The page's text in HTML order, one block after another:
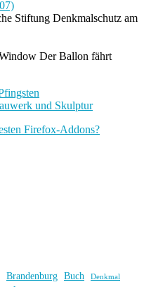
Stiftung Denkmalschutz am
Der Ballon fährt
und Skulptur
Firefox-Addons?
Brandenburg Buch Denkmal